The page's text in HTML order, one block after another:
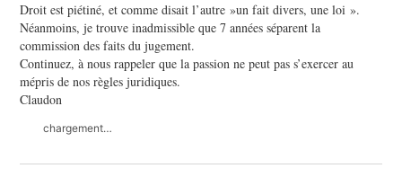
Droit est piétiné, et comme disait l’autre »un fait divers, une loi ».
Néanmoins, je trouve inadmissible que 7 années séparent la
commission des faits du jugement.
Continuez, à nous rappeler que la passion ne peut pas s’exercer au
mépris de nos règles juridiques.
Claudon
chargement…